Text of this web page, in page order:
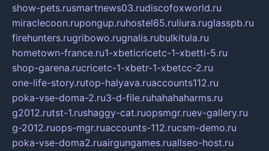
show-pets.rusmartnews03.rudiscofoxworld.ru
miraclecoon.rupongup.ruhostel65.ruliura.ruglasspb.ru
firehunters.rugribowo.rugnalis.rubulkitula.ru
hometown-france.ru1-xbeticricetc-1-xbetti-5.ru
shop-garena.rucricetc-1-xbetr-1-xbetcc-2.ru
one-life-story.rutop-halyava.ruaccounts112.ru
poka-vse-doma-2.ru3-d-file.ruhahahaharms.ru
g2012.rutst-1.rushaggy-cat.ruopsmgr.ruev-gallery.ru
g-2012.ruops-mgr.ruaccounts-112.rucsm-demo.ru
poka-vse-doma2.ruairgungames.ruallseo-host.ru